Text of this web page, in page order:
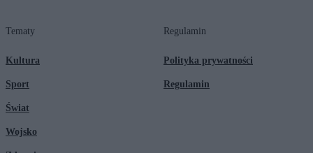
Tematy
Kultura
Sport
Świat
Wojsko
Regulamin
Polityka prywatności
Regulamin